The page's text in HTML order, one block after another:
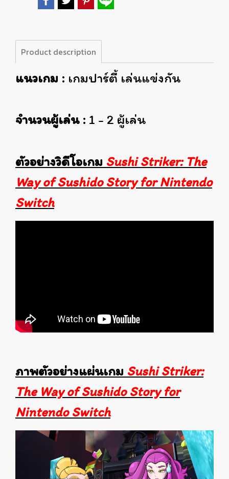
Product description
แนวเกม : เกมปาร์ตี้ เล่นแข่งกัน
จำนวนผู้เล่น : 1 - 2 ผู้เล่น
ตัวอย่างวิดีโอเกม Sushi Striker: The
Way of Sushido Story for Nintendo
Switch
ภาพตัวอย่างแผ่นเกม Sushi Striker:
The Way of Sushido Story for
Nintendo Switch